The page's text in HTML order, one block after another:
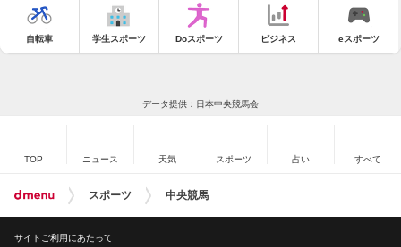
自転車 学生スポーツ Doスポーツ ビジネス eスポーツ
データ提供：日本中央競馬会
TOP ニュース 天気 スポーツ 占い すべて
スポーツ 中央競馬
サイトご利用にあたって